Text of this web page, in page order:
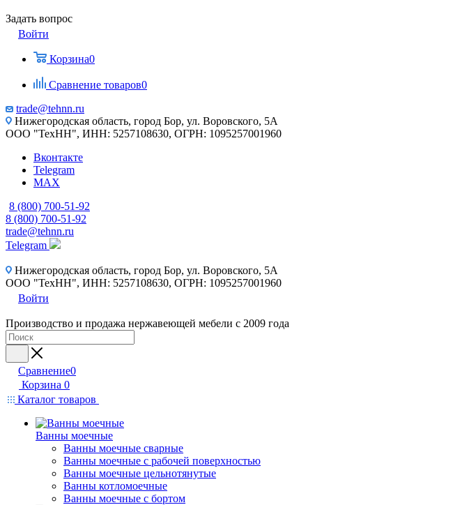
Задать вопрос
Войти
Корзина0
Сравнение товаров0
trade@tehnn.ru
Нижегородская область, город Бор, ул. Воровского, 5А
ООО "ТехНН", ИНН: 5257108630, ОГРН: 1095257001960
Вконтакте
Telegram
MAX
8 (800) 700-51-92
8 (800) 700-51-92
trade@tehnn.ru
Telegram
Нижегородская область, город Бор, ул. Воровского, 5А
ООО "ТехНН", ИНН: 5257108630, ОГРН: 1095257001960
Войти
Производство и продажа нержавеющей мебели с 2009 года
Сравнение0
Корзина 0
Каталог товаров
Ванны моечные
Ванны моечные сварные
Ванны моечные с рабочей поверхностью
Ванны моечные цельнотянутые
Ванны котломоечные
Ванны моечные с бортом